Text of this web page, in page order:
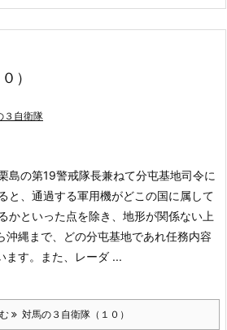
）
３自衛隊
島の第19警戒隊長兼ねて分屯基地司令に
と、通過する軍用機がどこの国に属して
かといった点を除き、地形が関係ない上
沖縄まで、どの分屯基地であれ任務内容
す。
また、レーダ ...
対馬の３自衛隊（１０）